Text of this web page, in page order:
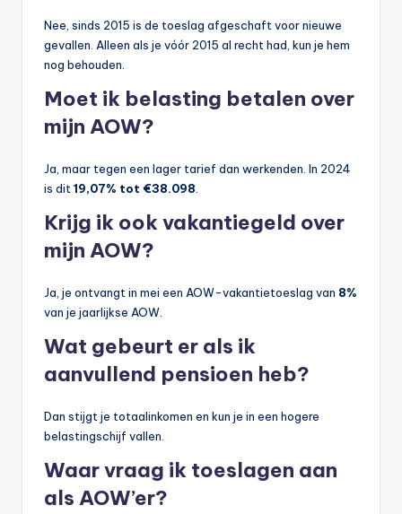
Nee, sinds 2015 is de toeslag afgeschaft voor nieuwe
gevallen. Alleen als je vóór 2015 al recht had, kun je hem
nog behouden.
Moet ik belasting betalen over
mijn AOW?
Ja, maar tegen een lager tarief dan werkenden. In 2024
is dit19,07% tot €38.098.
Krijg ik ook vakantiegeld over
mijn AOW?
Ja, je ontvangt in mei een AOW-vakantietoeslag van 8%
van je jaarlijkse AOW.
Wat gebeurt er als ik
aanvullend pensioen heb?
Dan stijgt je totaalinkomen en kun je in een hogere
belastingschijf vallen.
Waar vraag ik toeslagen aan
als AOW’er?